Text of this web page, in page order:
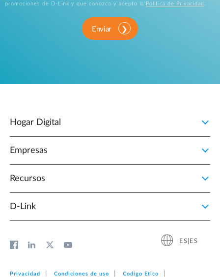
promociones de D-Link y que conozco y acepto la
Política de Privacidad
Enviar
Hogar Digital
Empresas
Recursos
D‑Link
ES|ES
Privacidad Condiciones de uso Codigo Etico